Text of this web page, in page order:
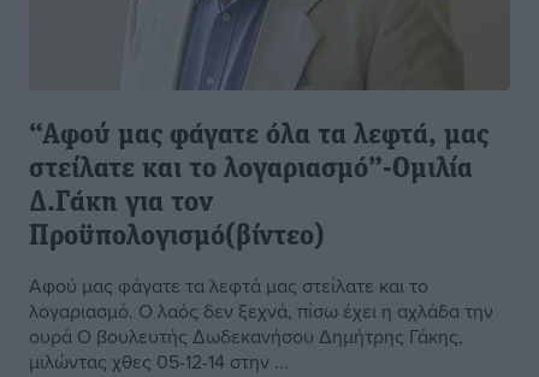
“Αφού μας φάγατε όλα τα λεφτά, μας
στείλατε και το λογαριασμό”-Ομιλία
Δ.Γάκη για τον
Προϋπολογισμό(βίντεο)
Αφού μας φάγατε τα λεφτά μας στείλατε και το
λογαριασμό. Ο λαός δεν ξεχνά, πίσω έχει η αχλάδα την
ουρά Ο βουλευτής Δωδεκανήσου Δημήτρης Γάκης,
μιλώντας χθες 05-12-14 στην ...